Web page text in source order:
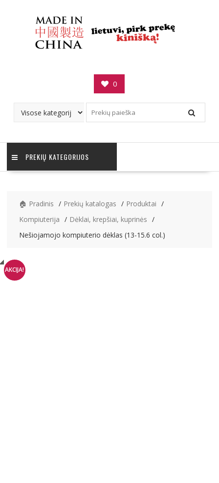
0
PREKIŲ KATEGORIJOS
🏠 Pradinis Prekių katalogas
Produktai
Kompiuterija
Dėklai, krepšiai, kuprinės
Nešiojamojo kompiuterio dėklas (13-15.6 col.)
AKCIJA!